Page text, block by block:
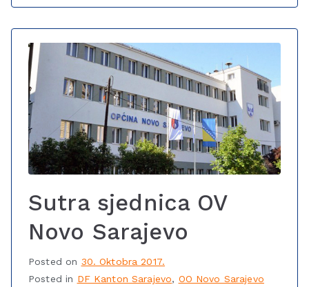
Sutra sjednica OV
Novo Sarajevo
Posted on 30. Oktobra 2017.
Posted in DF Kanton Sarajevo, OO Novo Sarajevo